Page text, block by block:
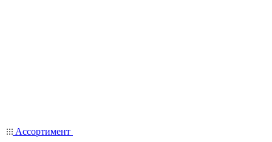
Ассортимент